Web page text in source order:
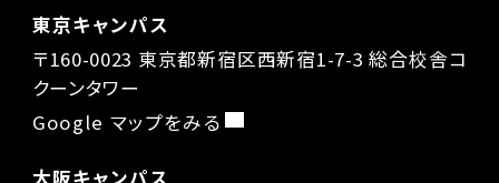
東京キャンパス
〒160-0023 東京都新宿区西新宿1-7-3 総合校舎コ
クーンタワー
Google マップをみる
大阪キャンパス